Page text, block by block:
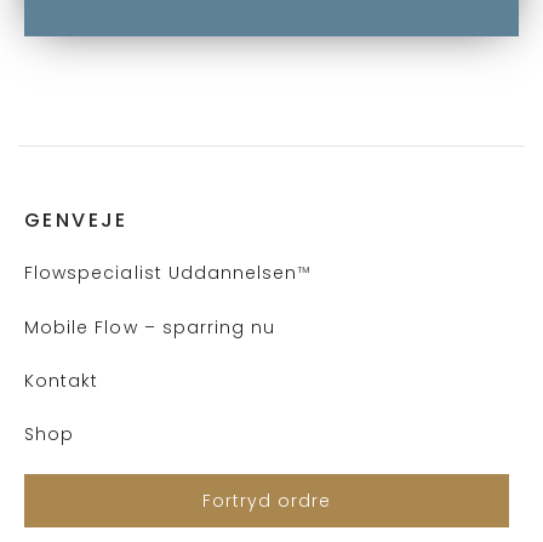
GENVEJE
Flowspecialist Uddannelsen™
Mobile Flow – sparring nu
Kontakt
Shop
Fortryd ordre